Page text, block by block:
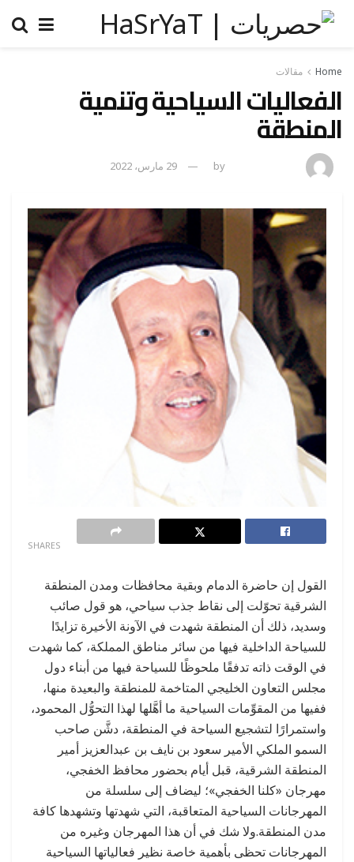
Home مقالات
الفعاليات السياحية وتنمية
المنطقة
by 29 مارس، 2022
SHARES
القول إن حاضرة الدمام وبقية محافظات ومدن المنطقة
الشرقية تحوّلت إلى نقاط جذب سياحي، هو قول صائب
وسديد، ذلك أن المنطقة شهدت في الآونة الأخيرة تزايدًا
للسياحة الداخلية فيها من سائر مناطق المملكة، كما شهدت
في الوقت ذاته تدفقًا ملحوظًا للسياحة فيها من أبناء دول
مجلس التعاون الخليجي المتاخمة للمنطقة والبعيدة منها،
ففيها من المقوِّمات السياحية ما أهَّلها لهذا التحوُّل المحمود،
واستمرارًا لتشجيع السياحة في المنطقة، دشَّن صاحب
السمو الملكي الأمير سعود بن نايف بن عبدالعزيز أمير
المنطقة الشرقية، قبل أيام بحضور محافظ الخفجي،
مهرجان «كلنا الخفجي»؛ ليضاف إلى سلسلة من
المهرجانات السياحية المتعاقبة، التي شهدتها وتشهدها كافة
مدن المنطقة.ولا شك في أن هذا المهرجان وغيره من
المهرجانات تحظى بأهمية خاصة نظير فعالياتها السياحية